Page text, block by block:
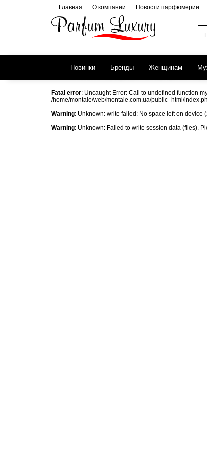
Главная О компании Новости парфюмерии
Новинки Бренды Женщинам
Fatal error: Uncaught Error: Call to undefined function
/home/montale/web/montale.com.ua/public_html/
Warning: Unknown: write failed: No space left on device
Warning: Unknown: Failed to write session data (files).